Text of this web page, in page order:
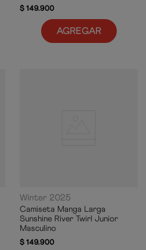
$149.900
AGREGAR
Winter 2025
Camiseta Manga Larga
Sunshine River Twirl Junior
Masculino
$149.900